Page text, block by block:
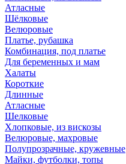
Атласные
Шёлковые
Велюровые
Платье, рубашка
Комбинация, под платье
Для беременных и мам
Халаты
Короткие
Длинные
Атласные
Шелковые
Хлопковые, из вискозы
Велюровые, махровые
Полупрозрачные, кружевные
Майки, футболки, топы